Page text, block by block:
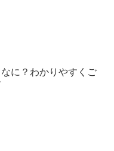
に？わかりやすくご